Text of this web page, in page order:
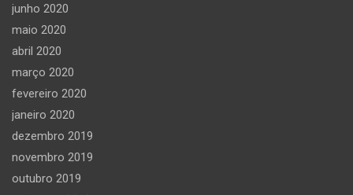
junho 2020
maio 2020
abril 2020
março 2020
fevereiro 2020
janeiro 2020
dezembro 2019
novembro 2019
outubro 2019